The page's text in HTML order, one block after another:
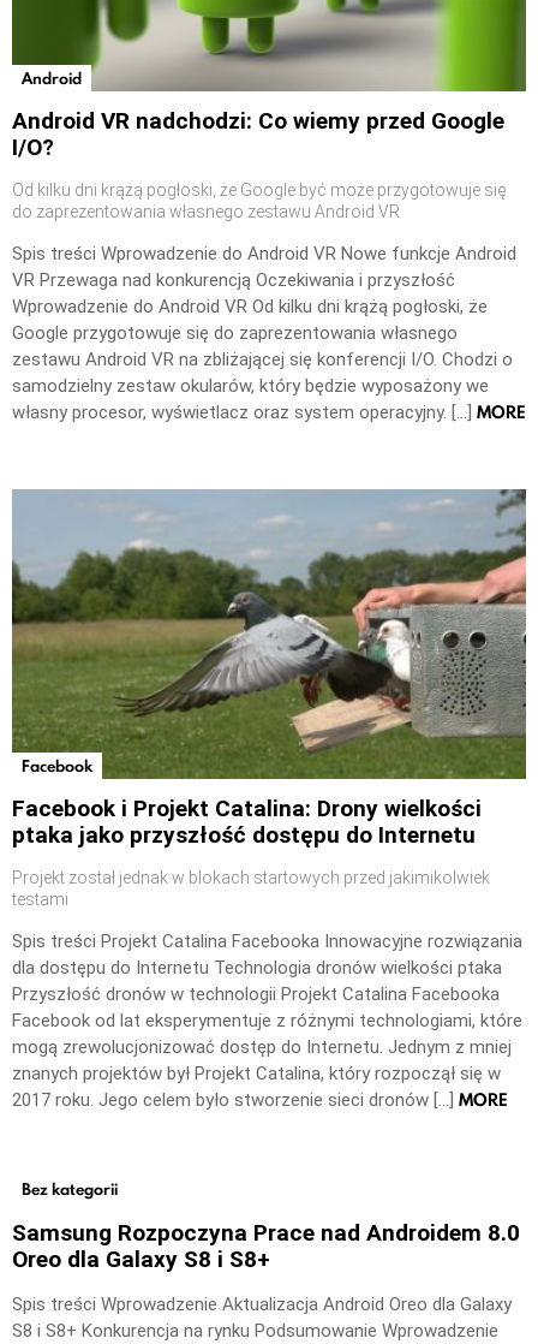
Android
Android VR nadchodzi: Co wiemy przed Google
I/O?
Od kilku dni krążą pogłoski, że Google być może przygotowuje się
do zaprezentowania własnego zestawu Android VR
Spis treści Wprowadzenie do Android VR Nowe funkcje Android
VR Przewaga nad konkurencją Oczekiwania i przyszłość
Wprowadzenie do Android VR Od kilku dni krążą pogłoski, że
Google przygotowuje się do zaprezentowania własnego
zestawu Android VR na zbliżającej się konferencji I/O. Chodzi o
samodzielny zestaw okularów, który będzie wyposażony we
własny procesor, wyświetlacz oraz system operacyjny. […] MORE
Facebook
Facebook i Projekt Catalina: Drony wielkości
ptaka jako przyszłość dostępu do Internetu
Projekt został jednak w blokach startowych przed jakimikolwiek
testami
Spis treści Projekt Catalina Facebooka Innowacyjne rozwiązania
dla dostępu do Internetu Technologia dronów wielkości ptaka
Przyszłość dronów w technologii Projekt Catalina Facebooka
Facebook od lat eksperymentuje z różnymi technologiami, które
mogą zrewolucjonizować dostęp do Internetu. Jednym z mniej
znanych projektów był Projekt Catalina, który rozpoczął się w
2017 roku. Jego celem było stworzenie sieci dronów […] MORE
Bez kategorii
Samsung Rozpoczyna Prace nad Androidem 8.0
Oreo dla Galaxy S8 i S8+
Spis treści Wprowadzenie Aktualizacja Android Oreo dla Galaxy
S8 i S8+ Konkurencja na rynku Podsumowanie Wprowadzenie